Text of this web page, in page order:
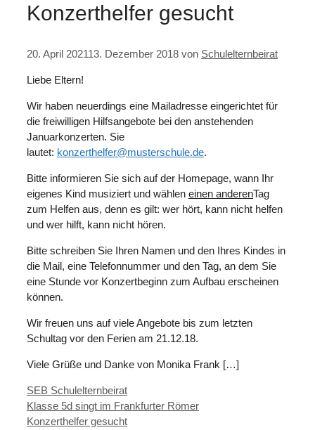
Konzerthelfer gesucht
20. April 202113. Dezember 2018 von Schulelternbeirat
Liebe Eltern!
Wir haben neuerdings eine Mailadresse eingerichtet für
die freiwilligen Hilfsangebote bei den anstehenden
Januarkonzerten. Sie
lautet: konzerthelfer@musterschule.de.
Bitte informieren Sie sich auf der Homepage, wann Ihr
eigenes Kind musiziert und wählen einen anderenTag
zum Helfen aus, denn es gilt: wer hört, kann nicht helfen
und wer hilft, kann nicht hören.
Bitte schreiben Sie Ihren Namen und den Ihres Kindes in
die Mail, eine Telefonnummer und den Tag, an dem Sie
eine Stunde vor Konzertbeginn zum Aufbau erscheinen
können.
Wir freuen uns auf viele Angebote bis zum letzten
Schultag vor den Ferien am 21.12.18.
Viele Grüße und Danke von Monika Frank […]
Kategorien
SEB Schulelternbeirat
Klasse 5d singt im Frankfurter Römer
Konzerthelfer gesucht